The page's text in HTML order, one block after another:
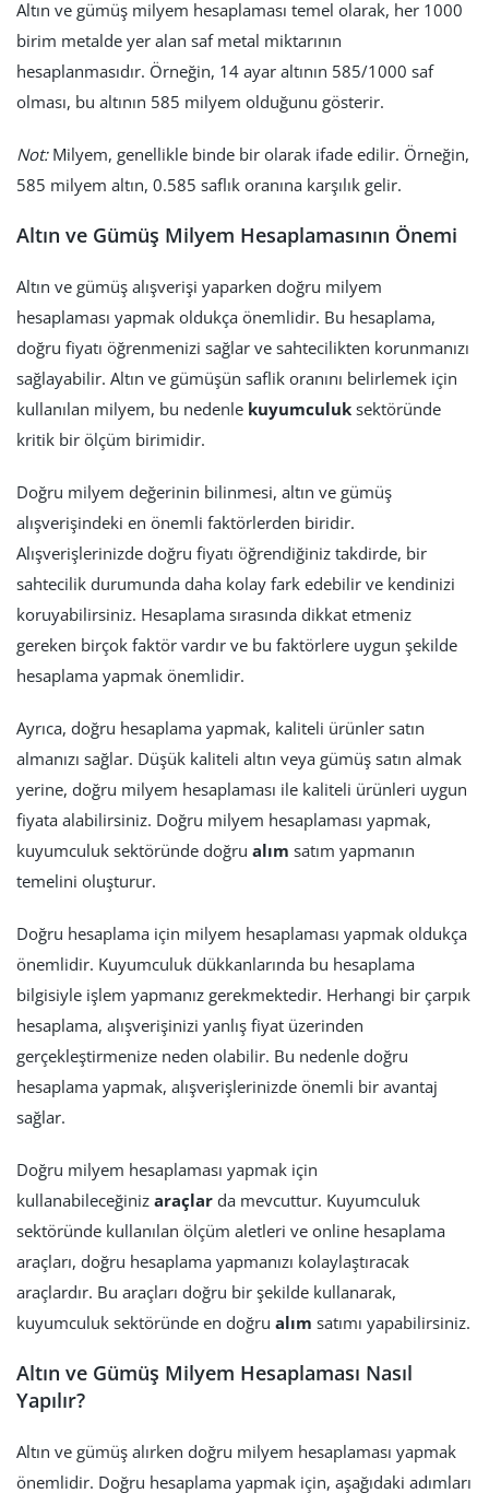
Altın ve gümüş milyem hesaplaması temel olarak, her 1000
birim metalde yer alan saf metal miktarının
hesaplanmasıdır. Örneğin, 14 ayar altının 585/1000 saf
olması, bu altının 585 milyem olduğunu gösterir.
Not: Milyem, genellikle binde bir olarak ifade edilir. Örneğin,
585 milyem altın, 0.585 saflık oranına karşılık gelir.
Altın ve Gümüş Milyem Hesaplamasının Önemi
Altın ve gümüş alışverişi yaparken doğru milyem
hesaplaması yapmak oldukça önemlidir. Bu hesaplama,
doğru fiyatı öğrenmenizi sağlar ve sahtecilikten korunmanızı
sağlayabilir. Altın ve gümüşün saflik oranını belirlemek için
kullanılan milyem, bu nedenle kuyumculuk sektöründe
kritik bir ölçüm birimidir.
Doğru milyem değerinin bilinmesi, altın ve gümüş
alışverişindeki en önemli faktörlerden biridir.
Alışverişlerinizde doğru fiyatı öğrendiğiniz takdirde, bir
sahtecilik durumunda daha kolay fark edebilir ve kendinizi
koruyabilirsiniz. Hesaplama sırasında dikkat etmeniz
gereken birçok faktör vardır ve bu faktörlere uygun şekilde
hesaplama yapmak önemlidir.
Ayrıca, doğru hesaplama yapmak, kaliteli ürünler satın
almanızı sağlar. Düşük kaliteli altın veya gümüş satın almak
yerine, doğru milyem hesaplaması ile kaliteli ürünleri uygun
fiyata alabilirsiniz. Doğru milyem hesaplaması yapmak,
kuyumculuk sektöründe doğru alım satım yapmanın
temelini oluşturur.
Doğru hesaplama için milyem hesaplaması yapmak oldukça
önemlidir. Kuyumculuk dükkanlarında bu hesaplama
bilgisiyle işlem yapmanız gerekmektedir. Herhangi bir çarpık
hesaplama, alışverişinizi yanlış fiyat üzerinden
gerçekleştirmenize neden olabilir. Bu nedenle doğru
hesaplama yapmak, alışverişlerinizde önemli bir avantaj
sağlar.
Doğru milyem hesaplaması yapmak için
kullanabileceğiniz araçlar da mevcuttur. Kuyumculuk
sektöründe kullanılan ölçüm aletleri ve online hesaplama
araçları, doğru hesaplama yapmanızı kolaylaştıracak
araçlardır. Bu araçları doğru bir şekilde kullanarak,
kuyumculuk sektöründe en doğru alım satımı yapabilirsiniz.
Altın ve Gümüş Milyem Hesaplaması Nasıl
Yapılır?
Altın ve gümüş alırken doğru milyem hesaplaması yapmak
önemlidir. Doğru hesaplama yapmak için, aşağıdaki adımları